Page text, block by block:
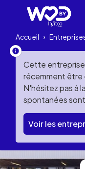
Accueil ›
Cette
récemment être
N'hésitez pas à
spontanées
Voir les